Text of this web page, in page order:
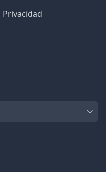
Privacidad